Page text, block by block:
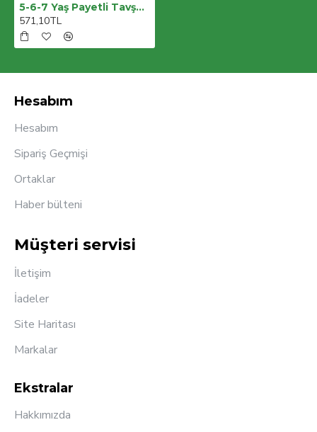
5-6-7 Yaş Payetli Tavşan Baskılı Kız Çocuk Elbisesi
571,10TL
Hesabım
Hesabım
Sipariş Geçmişi
Ortaklar
Haber bülteni
Müşteri servisi
İletişim
İadeler
Site Haritası
Markalar
Ekstralar
Hakkımızda